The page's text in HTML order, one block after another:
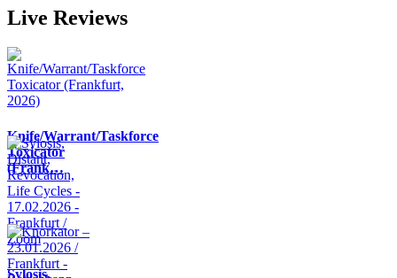
Live Reviews
Knife/Warrant/Taskforce
Toxicator
(Frank…
Sylosis,